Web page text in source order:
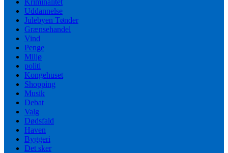
Uddannelse
Julebyen Tønder
Grænsehandel
Vind
Penge
Miljø
politi
Kongehuset
Shopping
Musik
Debat
Valg
Dødsfald
Haven
Byggeri
Det sker